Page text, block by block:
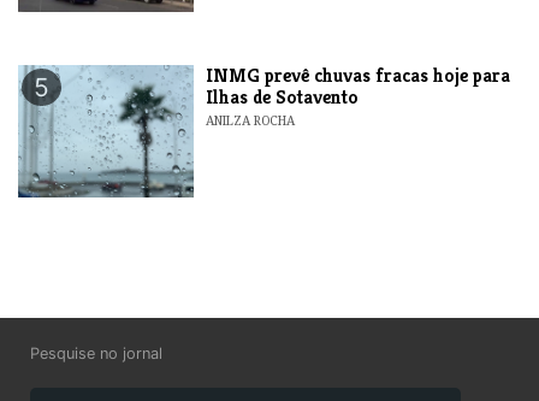
5
INMG prevê chuvas fracas hoje para
Ilhas de Sotavento
ANILZA ROCHA
Pesquise no jornal